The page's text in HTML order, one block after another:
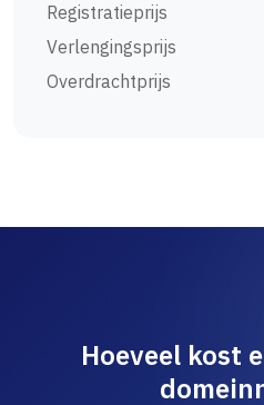
Registratieprijs
Verlengingsprijs
Overdrachtprijs
Hoeveel kost